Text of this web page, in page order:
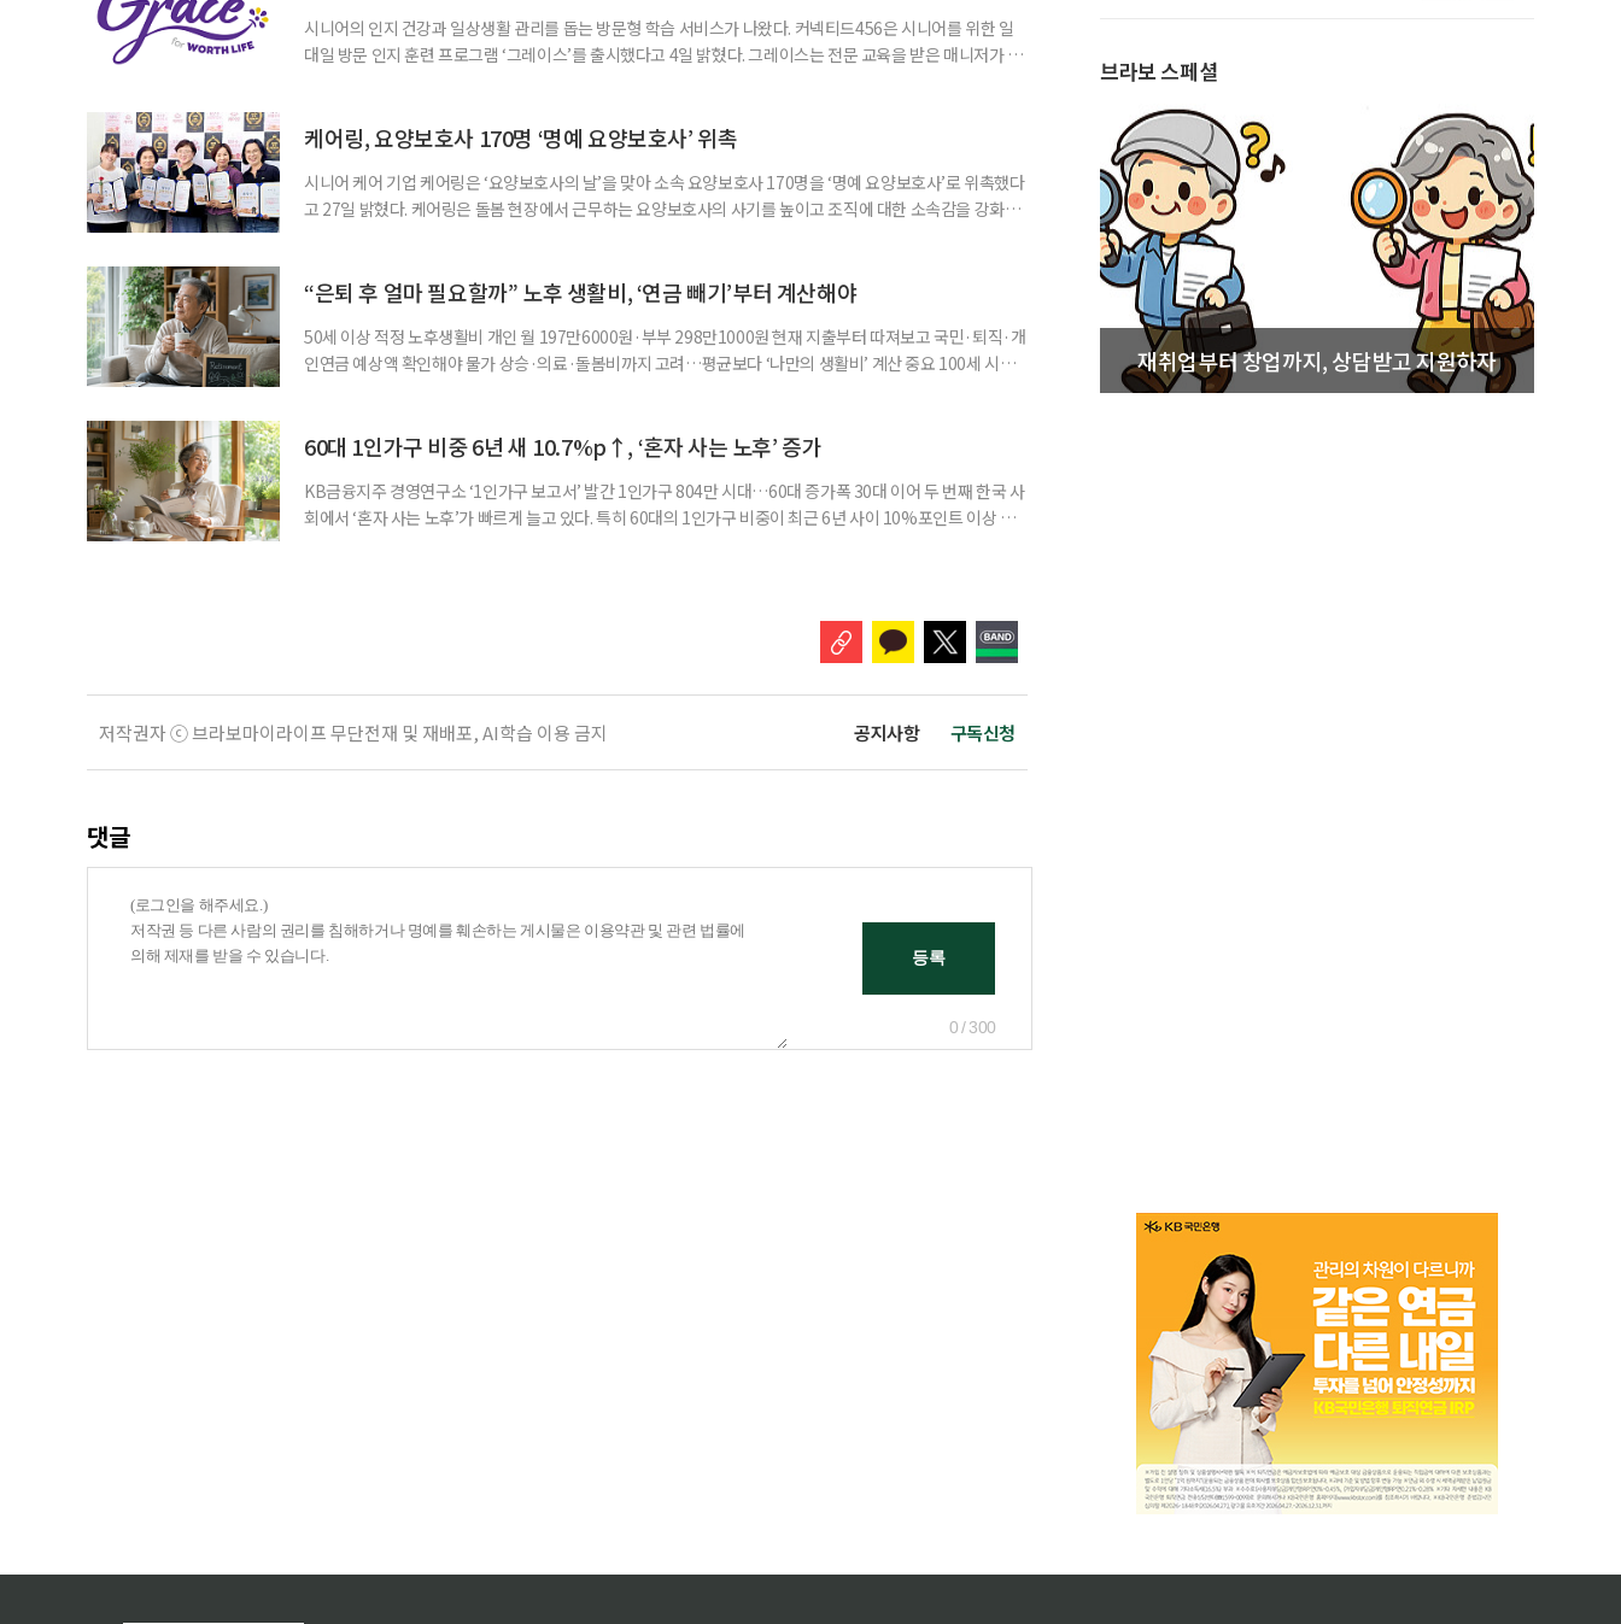
시니어의 인지 건강과 일상생활 관리를 돕는 방문형 학습 서비스가 나왔다. 커넥티드456은 시니어를 위한 일
대일 방문 인지 훈련 프로그램 ‘그레이스’를 출시했다고 4일 밝혔다. 그레이스는 전문 교육을 받은 매니저가 주
사용하는 자체 개발 워크북이 활용된다. 문제는 기억력과 주의집중력, 언어능력, 시공간 능력, 계산 능
케어링, 요양보호사 170명 ‘명예 요양보호사’ 위촉
시니어 케어 기업 케어링은 ‘요양보호사의 날’을 맞아 소속 요양보호사 170명을 ‘명예 요양보호사’로 위촉했다
고 27일 밝혔다. 케어링은 돌봄 현장에서 근무하는 요양보호사의 사기를 높이고 조직에 대한 소속감을 강화하
점에서 선정된 요양보호사들에게 위촉장과 감사 편지를 전달했다. 우수 요양보호사들이 현장에서 쌓은 돌봄
“은퇴 후 얼마 필요할까” 노후 생활비, ‘연금 빼기’부터 계산해야
50세 이상 적정 노후생활비 개인 월 197만6000원·부부 298만1000원 현재 지출부터 따져보고 국민·퇴직·개
인연금 예상액 확인해야 물가 상승·의료·돌봄비까지 고려…평균보다 ‘나만의 생활비’ 계산 중요 100세 시대
준비의 출발점이라는 조언이 나온다. 조고은 하나금융연구소 하나더넥스트연구센터 수석연구원은 은퇴
60대 1인가구 비중 6년 새 10.7%p↑, ‘혼자 사는 노후’ 증가
KB금융지주 경영연구소 ‘1인가구 보고서’ 발간 1인가구 804만 시대…60대 증가폭 30대 이어 두 번째 한국 사
회에서 ‘혼자 사는 노후’가 빠르게 늘고 있다. 특히 60대의 1인가구 비중이 최근 6년 사이 10%포인트 이상 상
저작권자 ⓒ 브라보마이라이프 무단전재 및 재배포, AI학습 이용 금지 공지사항 구독신청
댓글
0 / 300
브라보 스페셜
재취업부터 창업까지, 상담받고 지원하자